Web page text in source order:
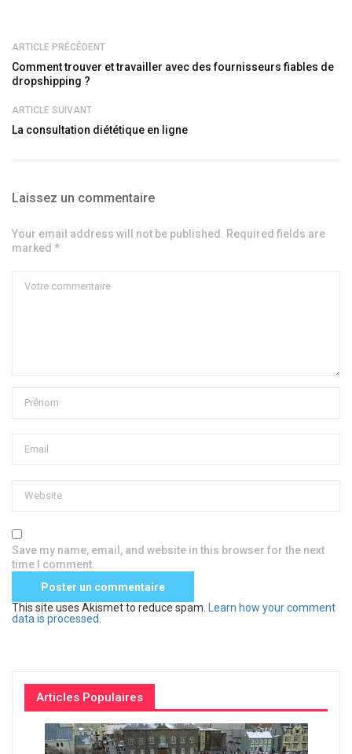
ARTICLE PRÉCÉDENT
Comment trouver et travailler avec des fournisseurs fiables de
dropshipping ?
ARTICLE SUIVANT
La consultation diététique en ligne
Laissez un commentaire
Your email address will not be published. Required fields are
marked *
Save my name, email, and website in this browser for the next
time I comment.
This site uses Akismet to reduce spam.
Learn how your comment
data is processed
Articles Populaires